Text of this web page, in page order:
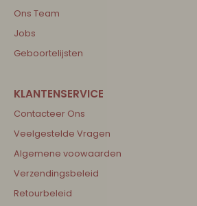
Ons Team
Jobs
Geboortelijsten
Contacteer Ons
Veelgestelde Vragen
Algemene voowaarden
Verzendingsbeleid
Retourbeleid